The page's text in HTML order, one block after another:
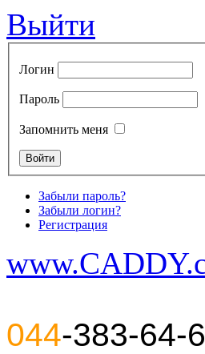
Выйти
Логин
Пароль
Запомнить меня
Забыли пароль?
Забыли логин?
Регистрация
044-383-64-